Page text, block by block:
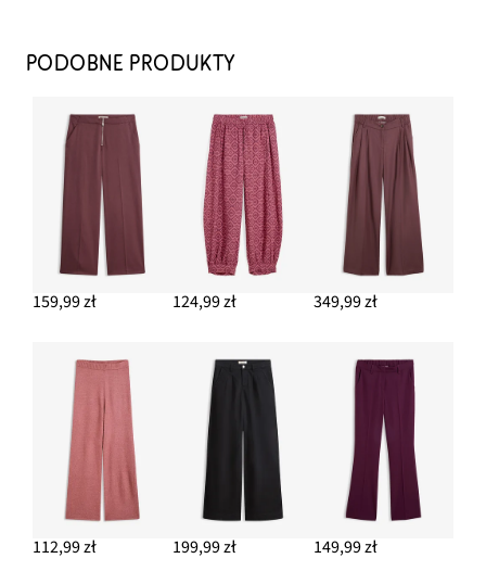
39,99 zł
T-shirt (3 szt.)
104,99 zł
DODAJ DO KOSZYKA
PODOBNE PRODUKTY
159,99 zł 124,99 zł 349,99 zł
112,99 zł 199,99 zł 149,99 zł